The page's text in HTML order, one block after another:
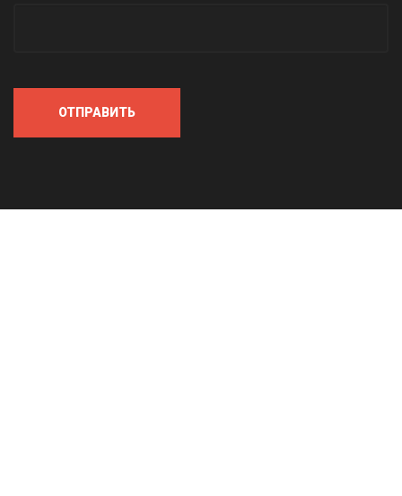
ОТПРАВИТЬ